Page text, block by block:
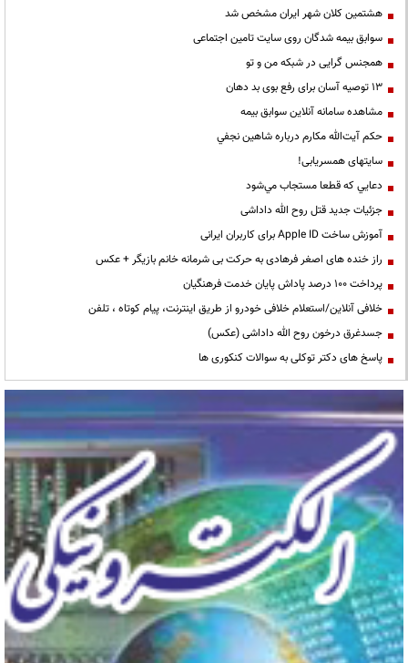
هشتمین کلان شهر ایران مشخص شد
سوابق بیمه شدگان روی سایت تامین اجتماعی
همجنس گرایی در شبکه من و تو
13 توصیه آسان برای رفع بوی بد دهان
مشاهده سامانه آنلاين سوابق بیمه
حكم آيت‌الله مكارم درباره شاهين نجفي
سایتهای همسریابی!
دعايي كه قطعا مستجاب مي‌شود
جزئیات جدید قتل روح الله داداشی
آموزش ساخت Apple ID برای کاربران ایرانی
راز خنده های اصغر فرهادی به حرکت بی شرمانه خانم بازیگر + عکس
پرداخت ۱۰۰ درصد پاداش پایان خدمت فرهنگیان
خلافی آنلاین/استعلام خلافی خودرو از طریق اینترنت، پیام کوتاه ، تلفن
جسدغرق درخون روح الله داداشی (عکس)
پاسخ های دکتر توکلی به سوالات کنکوری ها